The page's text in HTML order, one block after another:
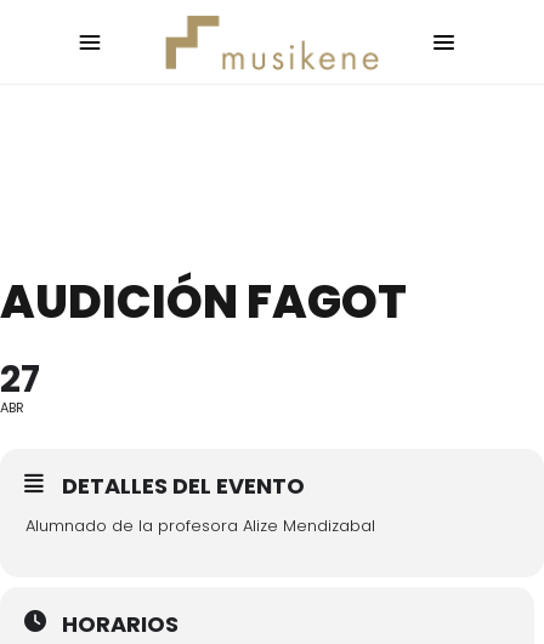
AUDICIÓN FAGOT
27
ABR
DETALLES DEL EVENTO
Alumnado de la profesora Alize Mendizabal
HORARIOS